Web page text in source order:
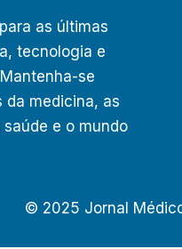
as últimas
tecnologia e
se
da medicina, as
e o mundo
© 2025 Jornal